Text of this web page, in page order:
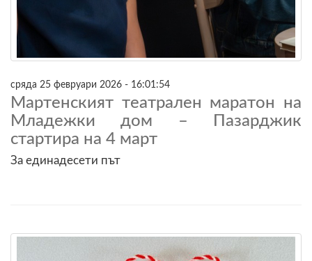
сряда 25 февруари 2026 - 16:01:54
Мартенският театрален маратон на
Младежки дом – Пазарджик
стартира на 4 март
За единадесети път